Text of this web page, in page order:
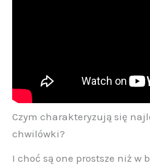
Czym charakteryzują się
chwilówki?
I choć są one prostsze niż w